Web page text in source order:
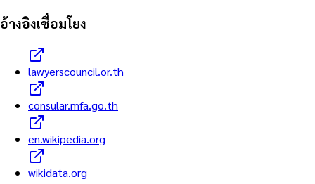
อ้างอิงเชื่อมโยง
lawyerscouncil.or.th
consular.mfa.go.th
en.wikipedia.org
wikidata.org